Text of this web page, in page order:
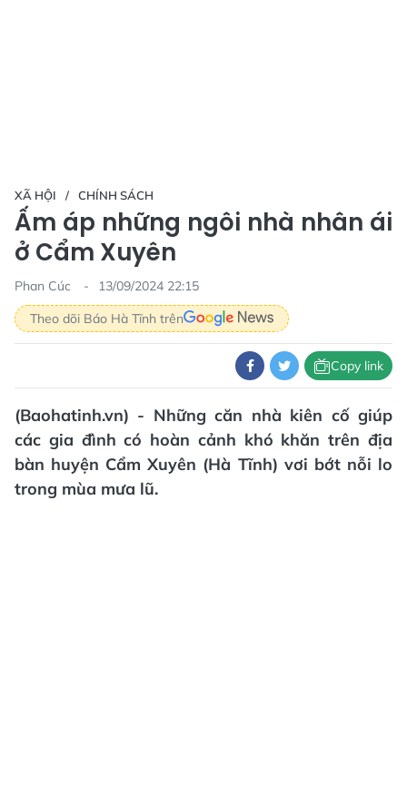
XÃ HỘI CHÍNH SÁCH
Ấm áp những ngôi nhà nhân ái
ở Cẩm Xuyên
Phan Cúc
13/09/2024 22:15
Theo dõi Báo Hà Tĩnh trên
Copy link
(Baohatinh.vn) - Những căn nhà kiên cố giúp
các gia đình có hoàn cảnh khó khăn trên địa
bàn huyện Cẩm Xuyên (Hà Tĩnh) vơi bớt nỗi lo
trong mùa mưa lũ.